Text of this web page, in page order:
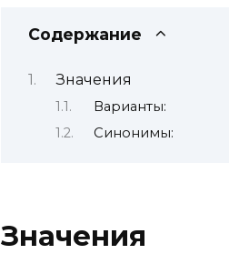
Содержание
Значения
Варианты:
Синонимы:
Значения